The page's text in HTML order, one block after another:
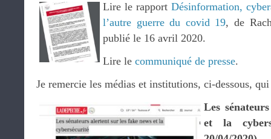
Lire le rapport Désinformation,
l’autre guerre du covid 19, de
publié le 16 avril 2020.
Lire le communiqué de presse.
Je remercie les médias et institutions, ci-dessous,
Les
et la